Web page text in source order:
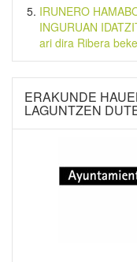
IRUNERO
INGURUAN
ari dira Ribera
ERAKUNDE
LAGUNTZEN